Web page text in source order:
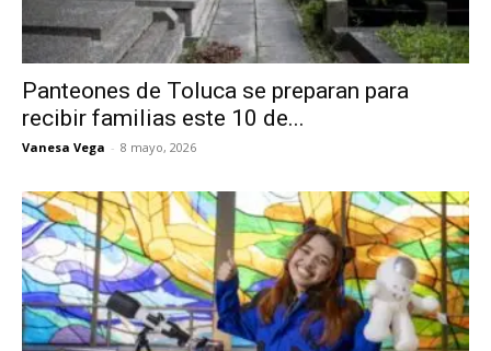
Panteones de Toluca se preparan para
recibir familias este 10 de...
Vanesa Vega - 8 mayo, 2026